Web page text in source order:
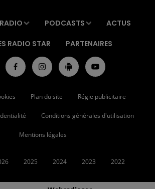
RADIO PODCASTS ACTUS
RADIO STAR PARTENAIRES
Plan du site Régie publicitaire
Conditions générales d'utilisation
Mentions légales
2025 2024 2023 2022